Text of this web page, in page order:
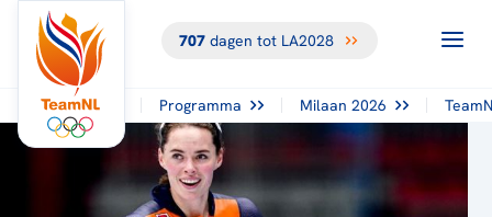
707dagen tot LA2028
Programma Milaan 2026
TERUG NAAR
OVERZICHT